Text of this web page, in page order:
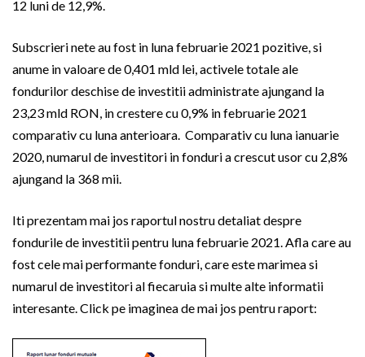
12 luni de 12,9%.
Subscrieri nete au fost in luna februarie 2021 pozitive, si
anume in valoare de 0,401 mld lei, activele totale ale
fondurilor deschise de investitii administrate ajungand la
23,23 mld RON, in crestere cu 0,9% in februarie 2021
comparativ cu luna anterioara. Comparativ cu luna ianuarie
2020, numarul de investitori in fonduri a crescut usor cu 2,8%
ajungand la 368 mii.
Iti prezentam mai jos raportul nostru detaliat despre
fondurile de investitii pentru luna februarie 2021. Afla care au
fost cele mai performante fonduri, care este marimea si
numarul de investitori al fiecaruia si multe alte informatii
interesante. Click pe imaginea de mai jos pentru raport: